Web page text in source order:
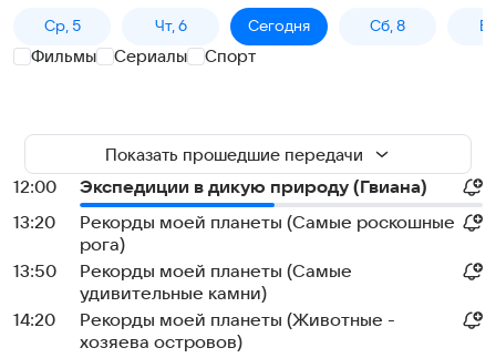
Ср, 5 Чт, 6 Сегодня Сб, 8
Фильмы Сериалы Спорт
Показать прошедшие передачи
12:00
Экспедиции в дикую природу (Гвиана)
13:20
Рекорды моей планеты (Самые роскошные
рога)
13:50
Рекорды моей планеты (Самые
удивительные камни)
14:20
Рекорды моей планеты (Животные -
хозяева островов)